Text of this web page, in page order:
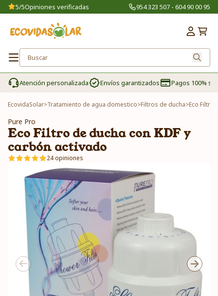
5/5Opiniones verificadas 954 323 507 - 604 90 00 95
Atención personalizada Envíos garantizados Pagos 100%
EcovidaSolar>Tratamiento de agua domestico>Filtros de ducha>Eco Filtro
Pure Pro
Eco Filtro de ducha con KDF y
carbón activado
24 opiniones